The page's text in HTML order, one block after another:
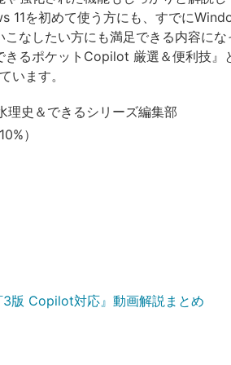
11を初めて使う方にも、すでに
なしたい方にも満足できる内容に
きるポケットCopilot 厳選＆便利技』
います。
理史＆できるシリーズ編集部
）
版 Copilot対応』動画解説まとめ